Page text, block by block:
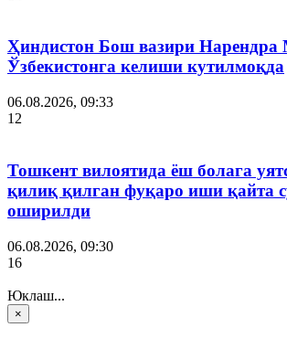
Ҳиндистон Бош вазири Нарендра
Ўзбекистонга келиши кутилмоқда
06.08.2026, 09:33
12
Тошкент вилоятида ёш болага
қилиқ қилган фуқаро иши қайта
оширилди
06.08.2026, 09:30
16
Юклаш...
×